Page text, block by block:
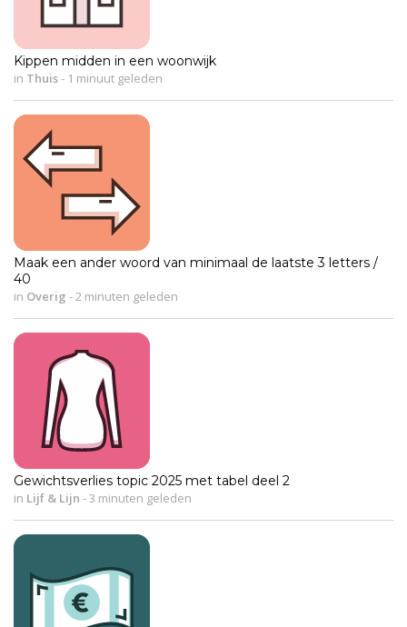
Kippen midden in een woonwijk
in Thuis- 1 minuut geleden
Maak een ander woord van minimaal de laatste 3 letters /
40
in Overig - 2 minuten geleden
Gewichtsverlies topic 2025 met tabel deel 2
in Lijf & Lijn - 3 minuten geleden